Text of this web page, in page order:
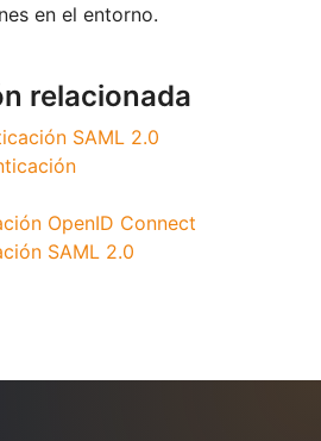
en el entorno.
relacionada
SAML 2.0
OpenID Connect
SAML 2.0